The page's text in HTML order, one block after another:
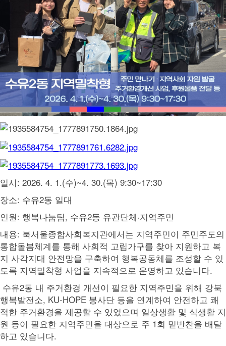
일시: 2026. 4. 1.(수)~4. 30.(목) 9:30~17:30
장소: 수유2동 일대
인원: 행복나눔팀, 수유2동 유관단체·지역주민
내용: 북서울종합사회복지관에서는 지역주민이 주민주도의
통합돌봄체계를 통해 사회적 고립가구를 찾아 지원하고 복
지 사각지대 안전망을 구축하여 행복공동체를 조성할 수 있
도록 지역밀착형 사업을 지속적으로 운영하고 있습니다.
수유2동 내 주거환경 개선이 필요한 지역주민을 위해 강북
행복발전소, KU-HOPE 봉사단 등을 연계하여 안전하고 쾌
적한 주거환경을 제공할 수 있었으며 일상생활 및 식생활 지
원 등이 필요한 지역주민을 대상으로 주 1회 밑반찬을 배달
하고 있습니다.